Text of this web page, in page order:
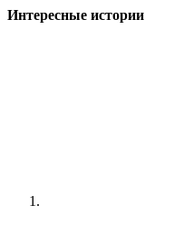
Интересные истории